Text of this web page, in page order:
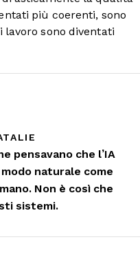
più coerenti, sono
sono diventati
pensavano che l’IA
naturale come
Non è così che
sistemi.